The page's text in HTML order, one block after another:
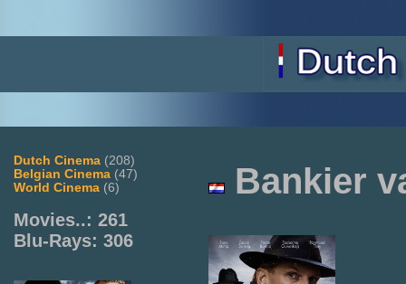
Dutch Cinema (208)
Belgian Cinema (47)
World Cinema (6)
Movies..: 261
Blu-Rays: 306
Bankier